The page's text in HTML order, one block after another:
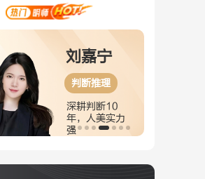
刘嘉宁
判断推理
深耕判断10
年，人美实力
强